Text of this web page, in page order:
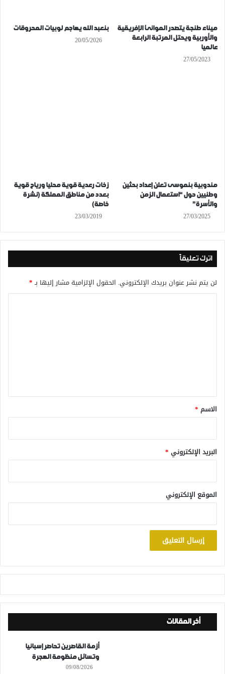
ميناء طنجة يتصدر الموانئ الإفريقية
والأوربية ويحتل المرتبة الرابعة
عالميا
27/05/2023
بنعبد الله يهاجم لوبيات المحروقات
20/05/2026
مندوبية بنموسى تعلن إعداد بحثين
وطنيين حول “استعمال الزمن
والأسرة”
27/03/2025
زخات رعدية قوية محليا ورياح قوية
بعدد من مناطق المملكة (نشرة
خاصة)
23/03/2019
اترك تعليقاً
لن يتم نشر عنوان بريدك الإلكتروني. الحقول الإلزامية مشار إليها بـ*
*
الاسم *
البريد الإلكتروني *
الموقع الإلكتروني
أخر المقالات
أزمة القاصرين تحاصر إسبانيا
وتسائل منظومة الهجرة
09/08/2026